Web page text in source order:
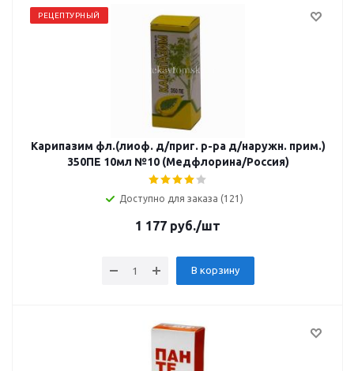
РЕЦЕПТУРНЫЙ
Карипазим фл.(лиоф. д/приг. р-ра д/наружн. прим.)
350ПЕ 10мл №10 (Медфлорина/Россия)
Доступно для заказа (121)
1 177 руб./шт
В корзину